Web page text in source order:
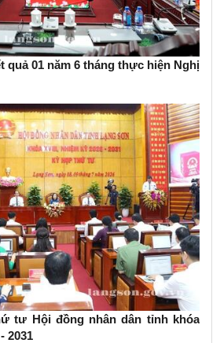
quả 01 năm 6 tháng thực hiện Nghị
tư Hội đồng nhân dân tỉnh khóa
2031